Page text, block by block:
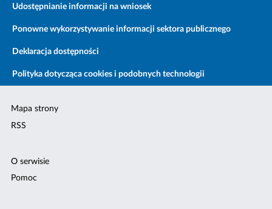
Udostępnianie informacji na wniosek
Ponowne wykorzystywanie informacji sektora publicznego
Deklaracja dostępności
Polityka dotycząca cookies i podobnych technologii
Mapa strony
RSS
O serwisie
Pomoc